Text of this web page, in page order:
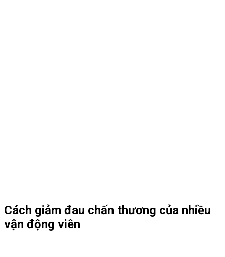
Cách giảm đau chấn thương của nhiều
vận động viên